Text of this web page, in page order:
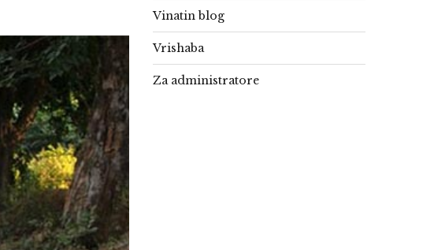
Vinatin blog
Vrishaba
Za administratore